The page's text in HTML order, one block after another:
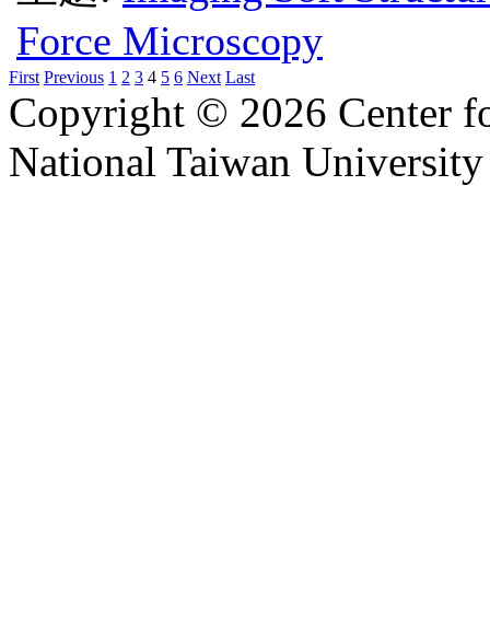
Force Microscopy
First Previous 1 2 3 4 5 6 Next Last
Copyright © 2026 Center
National Taiwan University